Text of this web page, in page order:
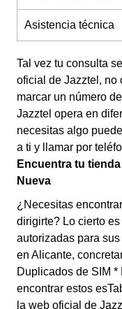
Asistencia técnica
Tal vez tu consulta
oficial de Jazztel, no
marcar un número
Jazztel opera en
necesitas algo
a ti y llamar por
Encuentra tu
Nueva
¿Necesitas
dirigirte? Lo cierto
autorizadas para
en Alicante,
Duplicados de SIM
encontrar estos
la web oficial de